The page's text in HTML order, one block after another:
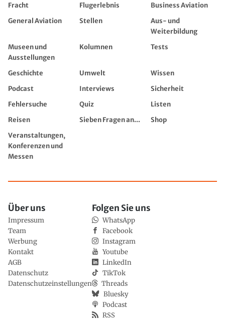
Fracht
Flugerlebnis
Business Aviation
General Aviation
Stellen
Aus- und
Weiterbildung
Museen und
Ausstellungen
Kolumnen Tests
Geschichte Umwelt
Wissen
Podcast
Interviews
Sicherheit
Fehlersuche
Quiz
Listen
Reisen
Sieben Fragen an...
Shop
Veranstaltungen,
Konferenzen und
Messen
Über uns
Impressum
Team
Werbung
Kontakt
AGB
Datenschutz
Datenschutzeinstellungen
Folgen Sie uns
WhatsApp
Facebook
Instagram
Youtube
LinkedIn
TikTok
Threads
Bluesky
Podcast
RSS